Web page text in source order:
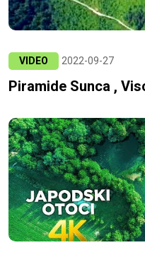
VIDEO 2022-09-27
Piramide Sunca ,